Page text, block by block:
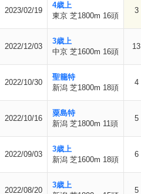
2023/02/19
4歳上
東京 芝1800m 16頭
3
2022/12/03
3歳上
中京 芝1600m 16頭
13
2022/10/30
聖籠特
新潟 芝1800m 18頭
4
2022/10/16
粟島特
新潟 芝1800m 11頭
5
2022/09/03
3歳上
新潟 芝1600m 18頭
6
2022/08/20
3歳上
5